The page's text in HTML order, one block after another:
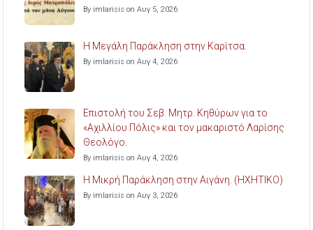
By imlarisis on Αυγ 5, 2026
Η Μεγάλη Παράκληση στην Καρίτσα.
By imlarisis on Αυγ 4, 2026
Επιστολή του Σεβ. Μητρ. Κηθύρων για το
«Αχιλλίου Πόλις» και τον μακαριστό Λαρίσης
Θεολόγο.
By imlarisis on Αυγ 4, 2026
Η Μικρή Παράκληση στην Αιγάνη. (ΗΧΗΤΙΚΟ)
By imlarisis on Αυγ 3, 2026